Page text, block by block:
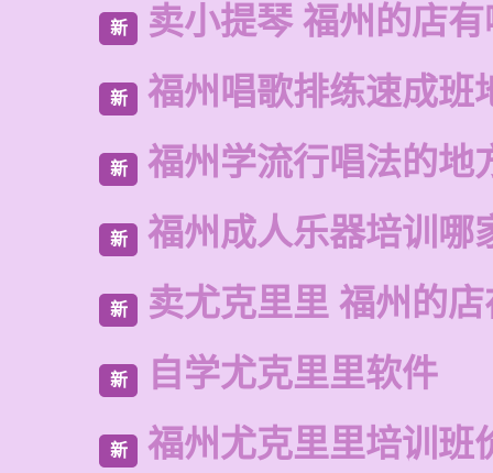
新 卖小提琴 福州的店
新 福州唱歌排练速成班
新 福州学流行唱法的地
新 福州成人乐器培训哪
新 卖尤克里里 福州的
新 自学尤克里里软件
新 福州尤克里里培训班